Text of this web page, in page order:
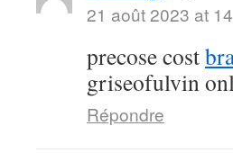
21 août 2023 at
precose cost
griseofulvin
Répondre